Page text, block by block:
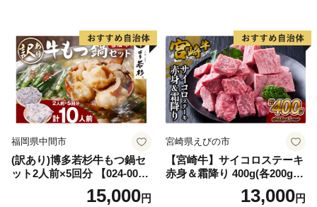
福岡県中間市
(訳あり)博多若杉牛もつ鍋セ
ット2人前×5回分 【024-002
15,000円
宮崎県えびの市
【宮崎牛】サイコロステーキ
赤身＆霜降り 400g(各200g×
１P 計2P) 真空パック 冷凍
13,000円